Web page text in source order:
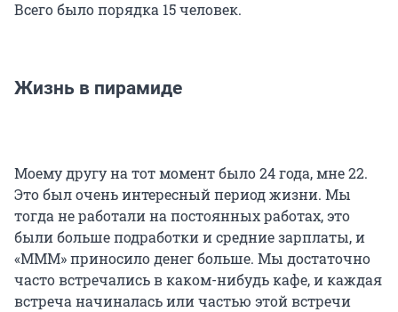
Всего было порядка 15 человек.
Жизнь в пирамиде
Моему другу на тот момент было 24 года, мне 22.
Это был очень интересный период жизни. Мы
тогда не работали на постоянных работах, это
были больше подработки и средние зарплаты, и
«МММ» приносило денег больше. Мы достаточно
часто встречались в каком-нибудь кафе, и каждая
встреча начиналась или частью этой встречи